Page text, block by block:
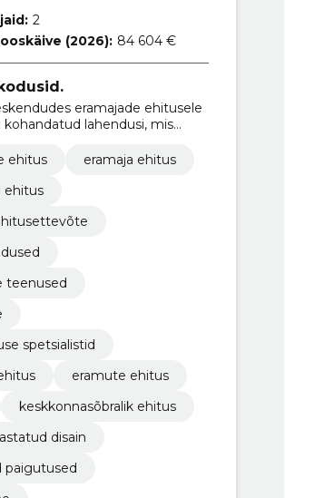
2
(2026): 84 604 €
eramajade ehitusele
lahendusi, mis
ehitus
eramaja ehitus
ehitus
teenused
spetsialistid
eramute ehitus
keskkonnasõbralik ehitus
disain
paigutused